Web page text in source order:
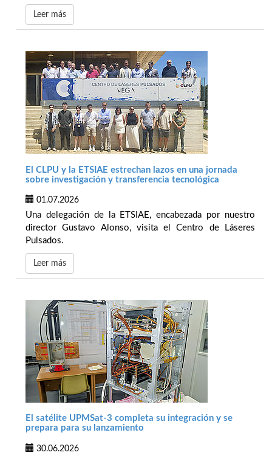
Leer más
El CLPU y la ETSIAE estrechan lazos en una jornada
sobre investigación y transferencia tecnológica
01.07.2026
Una delegación de la ETSIAE, encabezada por nuestro
director Gustavo Alonso, visita el Centro de Láseres
Pulsados.
Leer más
El satélite UPMSat-3 completa su integración y se
prepara para su lanzamiento
30.06.2026